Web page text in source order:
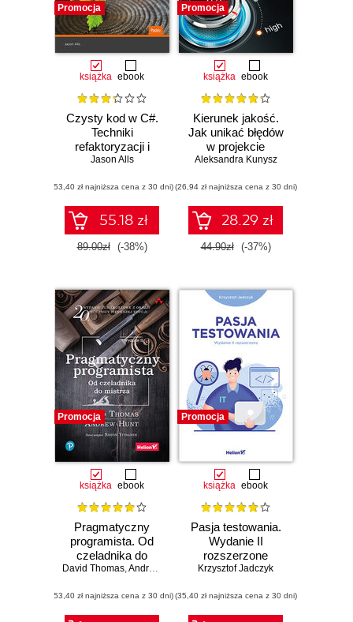
Promocja
książka ebook
Czysty kod w C#.
Techniki
refaktoryzacji i
najlepsze praktyki
Jason Alls
(53,40 zł najniższa cena z 30 dni)
55.18 zł
89.00zł (-38%)
Promocja
książka ebook
Kierunek jakość.
Jak unikać błędów
w projekcie
Aleksandra Kunysz
(26,94 zł najniższa cena z 30 dni)
28.29 zł
44.90zł (-37%)
Promocja
książka ebook
Pragmatyczny
programista. Od
czeladnika do
mistrza. Wydanie II
David Thomas,Andrew Hunt
(53,40 zł najniższa cena z 30 dni)
Promocja
książka ebook
Pasja testowania.
Wydanie II
rozszerzone
Krzysztof Jadczyk
(35,40 zł najniższa cena z 30 dni)